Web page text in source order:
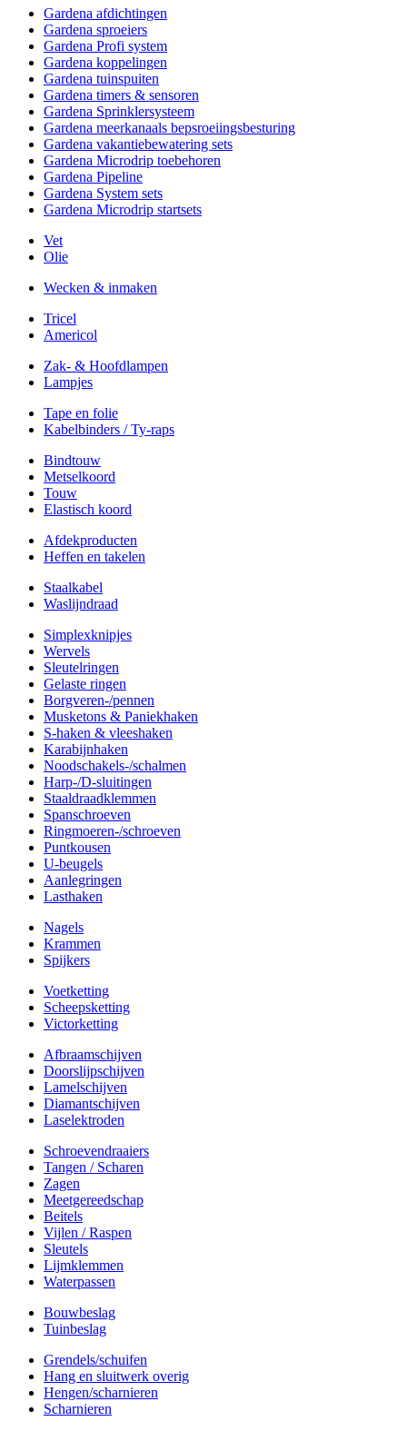
Gardena afdichtingen
Gardena sproeiers
Gardena Profi system
Gardena koppelingen
Gardena tuinspuiten
Gardena timers & sensoren
Gardena Sprinklersysteem
Gardena meerkanaals bepsroeiingsbesturing
Gardena vakantiebewatering sets
Gardena Microdrip toebehoren
Gardena Pipeline
Gardena System sets
Gardena Microdrip startsets
Vet
Olie
Wecken & inmaken
Tricel
Americol
Zak- & Hoofdlampen
Lampjes
Tape en folie
Kabelbinders / Ty-raps
Bindtouw
Metselkoord
Touw
Elastisch koord
Afdekproducten
Heffen en takelen
Staalkabel
Waslijndraad
Simplexknipjes
Wervels
Sleutelringen
Gelaste ringen
Borgveren-/pennen
Musketons & Paniekhaken
S-haken & vleeshaken
Karabijnhaken
Noodschakels-/schalmen
Harp-/D-sluitingen
Staaldraadklemmen
Spanschroeven
Ringmoeren-/schroeven
Puntkousen
U-beugels
Aanlegringen
Lasthaken
Nagels
Krammen
Spijkers
Voetketting
Scheepsketting
Victorketting
Afbraamschijven
Doorslijpschijven
Lamelschijven
Diamantschijven
Laselektroden
Schroevendraaiers
Tangen / Scharen
Zagen
Meetgereedschap
Beitels
Vijlen / Raspen
Sleutels
Lijmklemmen
Waterpassen
Bouwbeslag
Tuinbeslag
Grendels/schuifen
Hang en sluitwerk overig
Hengen/scharnieren
Scharnieren